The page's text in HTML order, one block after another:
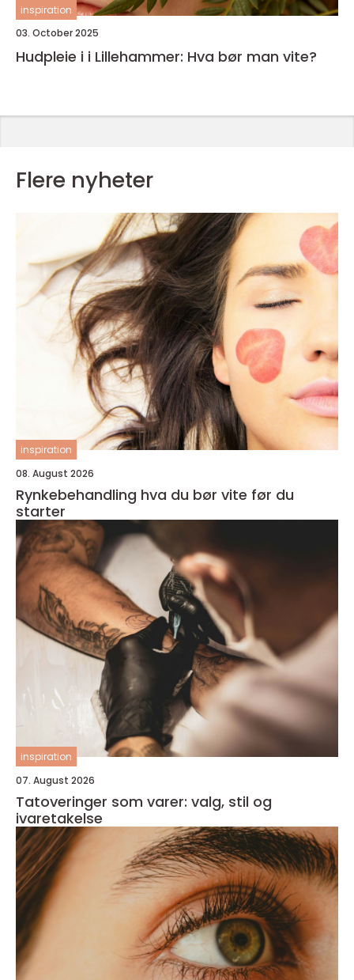
inspiration
03. October 2025
Hudpleie i i Lillehammer: Hva bør man vite?
Flere nyheter
inspiration
08. August 2026
Rynkebehandling hva du bør vite før du
starter
inspiration
07. August 2026
Tatoveringer som varer: valg, stil og
ivaretakelse